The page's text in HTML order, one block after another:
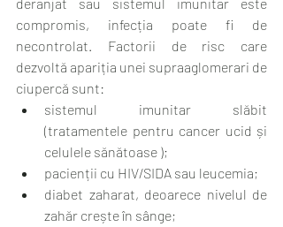
deranjat sau sistemul imunitar este
compromis, infecția poate fi de
necontrolat. Factorii de risc care
dezvoltă apariția unei supraaglomerari de
ciupercă sunt:
sistemul imunitar slăbit
(tratamentele pentru cancer ucid și
celulele sănătoase );
pacienții cu HIV/SIDA sau leucemia;
diabet zaharat, deoarece nivelul de
zahăr crește în sânge;